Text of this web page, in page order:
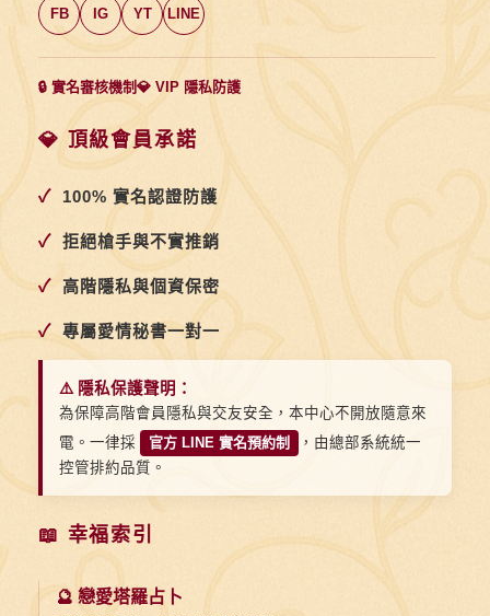
FB IG YT LINE
🔒 實名審核機制💎 VIP 隱私防護
💎 頂級會員承諾
✓ 100% 實名認證防護
✓ 拒絕槍手與不實推銷
✓ 高階隱私與個資保密
✓ 專屬愛情秘書一對一
⚠️ 隱私保護聲明：
為保障高階會員隱私與交友安全，本中心不開放隨意來
電。一律採
官方 LINE 實名預約制
，由總部系統統一
控管排約品質。
📖 幸福索引
🔮 戀愛塔羅占卜